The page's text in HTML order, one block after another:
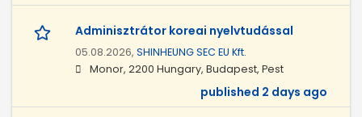
Adminisztrátor koreai nyelvtudással
05.08.2026, SHINHEUNG SEC EU Kft.
Monor, 2200 Hungary, Budapest, Pest
published 2 days ago